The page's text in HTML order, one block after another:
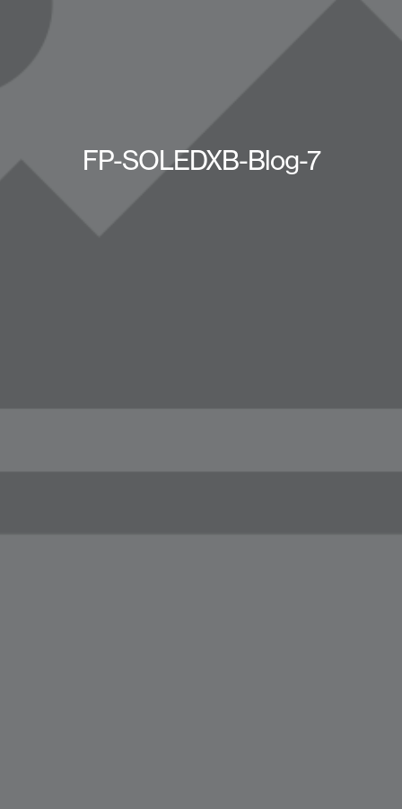
FP-SOLEDXB-Blog-7